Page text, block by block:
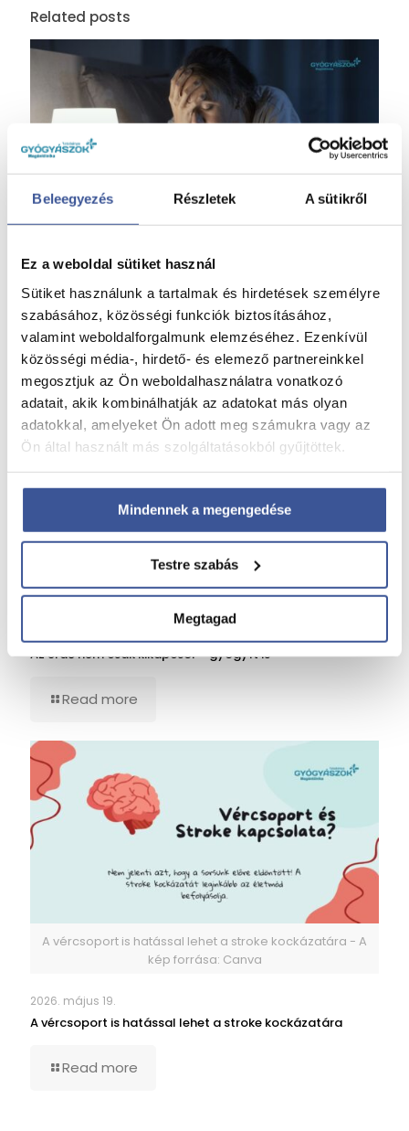
Beleegyezés Részletek A sütikről
Ez a weboldal sütiket használ
Sütiket használunk a tartalmak és hirdetések személyre
szabásához, közösségi funkciók biztosításához,
valamint weboldalforgalmunk elemzéséhez. Ezenkívül
közösségi média-, hirdető- és elemező partnereinkkel
megosztjuk az Ön weboldalhasználatra vonatkozó
adatait, akik kombinálhatják az adatokat más olyan
adatokkal, amelyeket Ön adott meg számukra vagy az
Ön által használt más szolgáltatásokból gyűjtöttek.
Mindennek a megengedése
Testre szabás
Megtagad
Related posts
Minőségi alvás: mit tehetünk érte?
Read more
Az erdő nem csak kikapcsol – gyógyít is
Az erdő nem csak kikapcsol – gyógyít is
Read more
A vércsoport is hatással lehet a stroke kockázatára - A
kép forrása: Canva
2026. május 19.
A vércsoport is hatással lehet a stroke kockázatára
Read more